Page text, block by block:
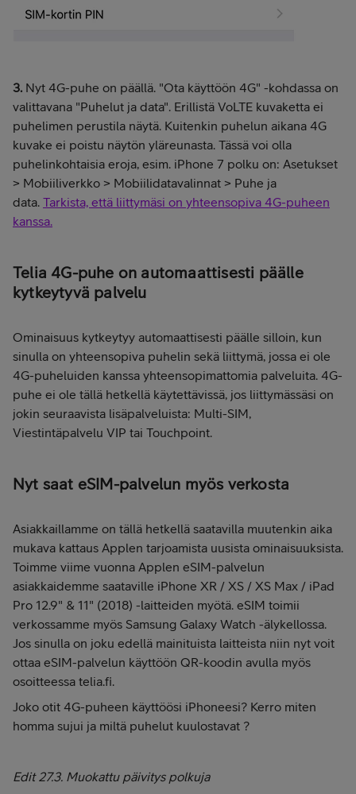
3. Nyt 4G-puhe on päällä. "Ota käyttöön 4G" -kohdassa on
valittavana "Puhelut ja data". Erillistä VoLTE kuvaketta ei
puhelimen perustila näytä. Kuitenkin puhelun aikana 4G
kuvake ei poistu näytön yläreunasta. Tässä voi olla
puhelinkohtaisia eroja, esim. iPhone 7 polku on: Asetukset
> Mobiiliverkko > Mobiilidatavalinnat > Puhe ja
data. Tarkista, että liittymäsi on yhteensopiva 4G-puheen
kanssa.
Telia 4G-puhe on automaattisesti päälle
kytkeytyvä palvelu
Ominaisuus kytkeytyy automaattisesti päälle silloin, kun
sinulla on yhteensopiva puhelin sekä liittymä, jossa ei ole
4G-puheluiden kanssa yhteensopimattomia palveluita. 4G-
puhe ei ole tällä hetkellä käytettävissä, jos liittymässäsi on
jokin seuraavista lisäpalveluista: Multi-SIM,
Viestintäpalvelu VIP tai Touchpoint.
Nyt saat eSIM-palvelun myös verkosta
Asiakkaillamme on tällä hetkellä saatavilla muutenkin aika
mukava kattaus Applen tarjoamista uusista ominaisuuksista.
Toimme viime vuonna Applen eSIM-palvelun
asiakkaidemme saataville iPhone XR / XS / XS Max / iPad
Pro 12.9" & 11" (2018) -laitteiden myötä. eSIM toimii
verkossamme myös Samsung Galaxy Watch -älykellossa.
Jos sinulla on joku edellä mainituista laitteista niin nyt voit
ottaa eSIM-palvelun käyttöön QR-koodin avulla myös
osoitteessa telia.fi.
Joko otit 4G-puheen käyttöösi iPhoneesi? Kerro miten
homma sujui ja miltä puhelut kuulostavat ?
Edit 27.3. Muokattu päivitys polkuja